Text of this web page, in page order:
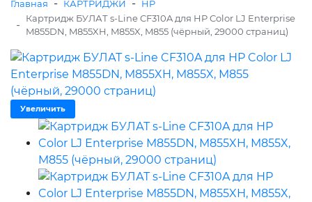
Главная - КАРТРИДЖИ - HP
-
Картридж БУЛАТ s-Line CF310A для HP Color LJ Enterprise
M855DN, M855XH, M855X, M855 (чёрный, 29000 страниц)
Увеличить